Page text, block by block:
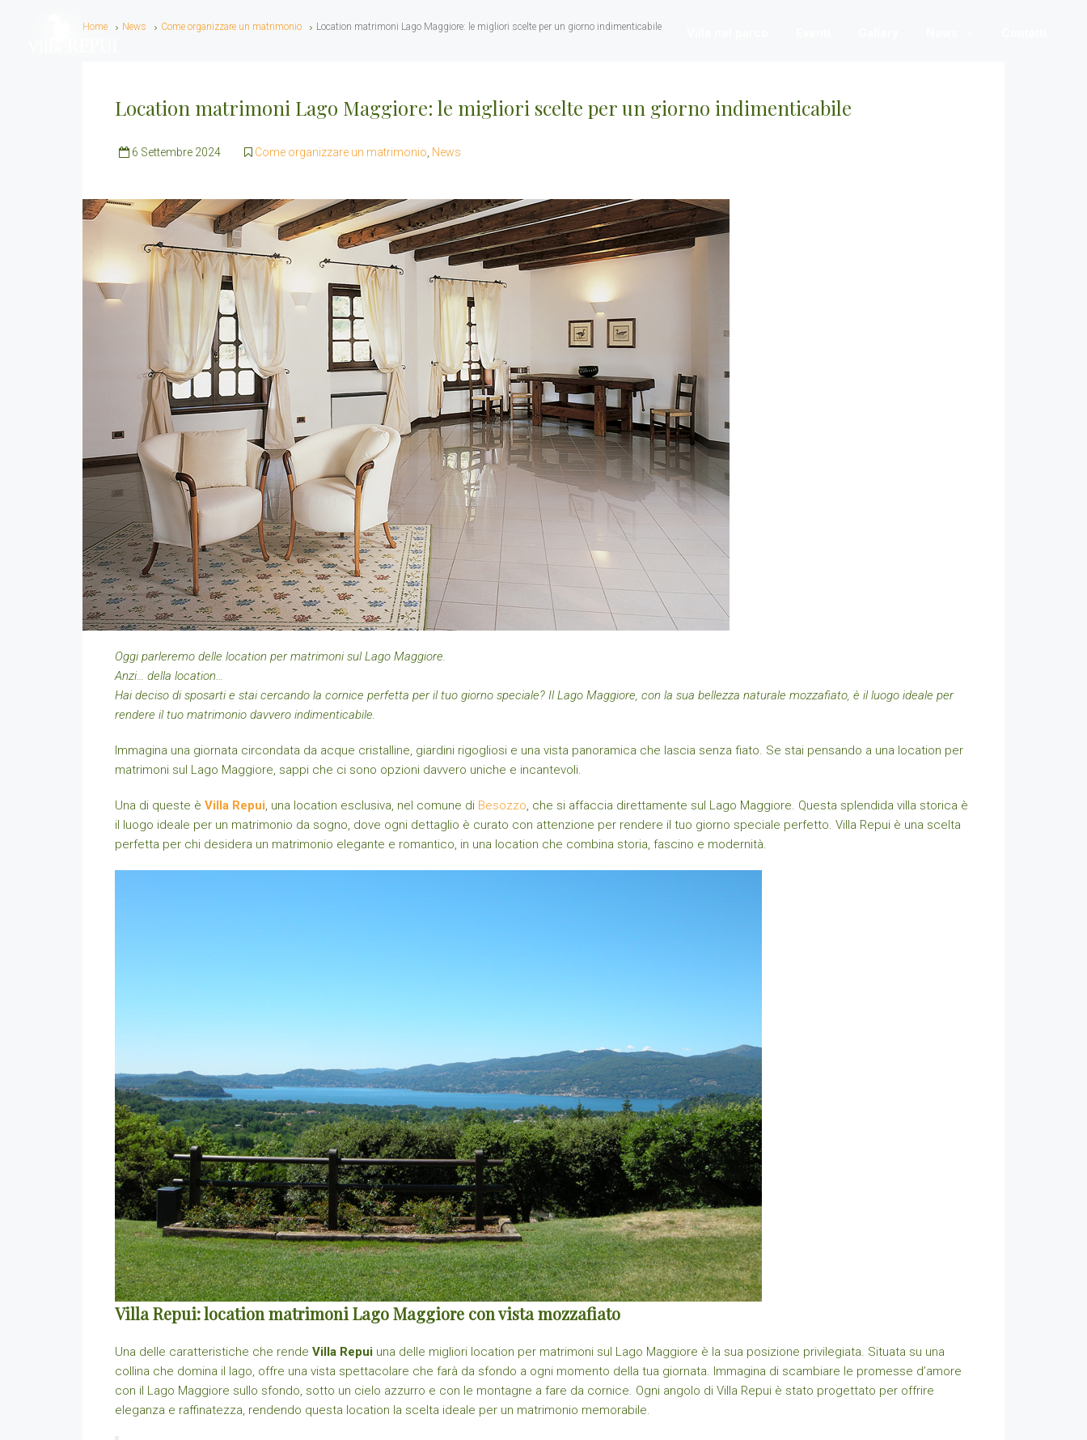
Home News Come organizzare un matrimonio Location matrimoni Lago Maggiore: le migliori scelte per un giorno indimenticabile
Location matrimoni Lago Maggiore: le migliori scelte per un giorno indimenticabile
6 Settembre 2024 Come organizzare un matrimonio News
Oggi parleremo delle location per matrimoni sul Lago Maggiore.
Anzi… della location…
Hai deciso di sposarti e stai cercando la cornice perfetta per il tuo giorno speciale? Il Lago Maggiore, con la sua bellezza naturale mozzafiato, è il luogo ideale per
rendere il tuo matrimonio davvero indimenticabile.
Immagina una giornata circondata da acque cristalline, giardini rigogliosi e una vista panoramica che lascia senza fiato. Se stai pensando a una location per
matrimoni sul Lago Maggiore, sappi che ci sono opzioni davvero uniche e incantevoli.
Una di queste è Villa Repui, una location esclusiva, nel comune di Besozzo, che si affaccia direttamente sul Lago Maggiore. Questa splendida villa storica è
il luogo ideale per un matrimonio da sogno, dove ogni dettaglio è curato con attenzione per rendere il tuo giorno speciale perfetto. Villa Repui è una scelta
perfetta per chi desidera un matrimonio elegante e romantico, in una location che combina storia, fascino e modernità.
Villa Repui: location matrimoni Lago Maggiore con vista mozzafiato
Una delle caratteristiche che rende Villa Repui una delle migliori location per matrimoni sul Lago Maggiore è la sua posizione privilegiata. Situata su una
collina che domina il lago, offre una vista spettacolare che farà da sfondo a ogni momento della tua giornata. Immagina di scambiare le promesse d’amore
con il Lago Maggiore sullo sfondo, sotto un cielo azzurro e con le montagne a fare da cornice. Ogni angolo di Villa Repui è stato progettato per offrire
eleganza e raffinatezza, rendendo questa location la scelta ideale per un matrimonio memorabile.